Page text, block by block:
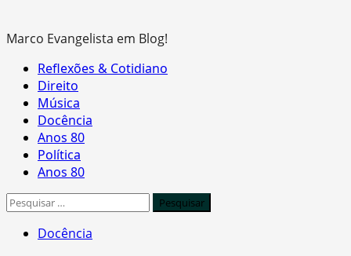
Marco Evangelista em Blog!
Primary
Menu
Reflexões & Cotidiano
Direito
Música
Docência
Anos 80
Política
Anos 80
Pesquisar
Docência